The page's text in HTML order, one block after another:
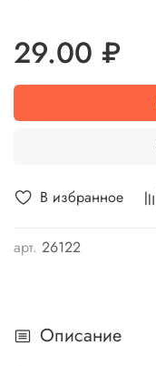
В избранное
арт. 26122
29.00 ₽
Описание